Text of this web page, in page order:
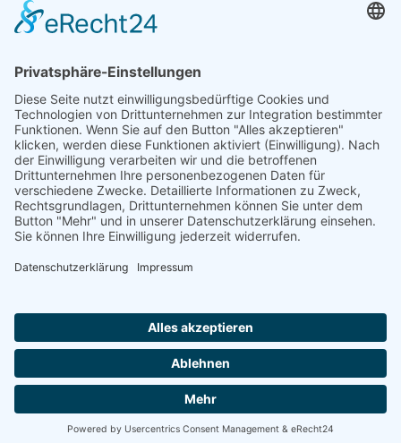
Spenden können steuerlich abgesetzt werden
Förderung
© 1987 – 2025
Storchenhof Loburg e.V.
Alle Rechte vorbehalten.
Cookie-Einstellungen
Navigation überspringen
Impressum
Haftungsausschluss
Facebook
YouTube